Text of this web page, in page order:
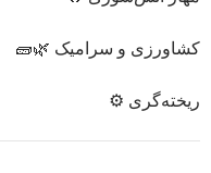
کشاورزی و سرامیک 🌿🧱
ریخته‌گری ⚙️